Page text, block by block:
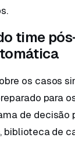
time
os casos
para
de decisão
biblioteca de